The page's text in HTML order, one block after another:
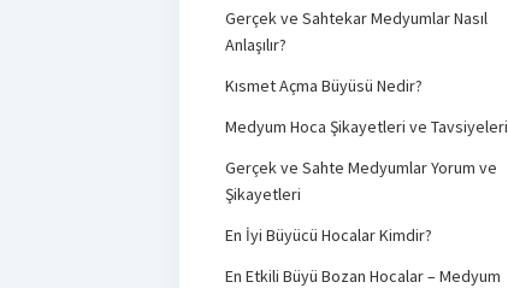
Gerçek ve Sahtekar Medyumlar Nasıl
Anlaşılır?
Kısmet Açma Büyüsü Nedir?
Medyum Hoca Şikayetleri ve Tavsiyeleri
Gerçek ve Sahte Medyumlar Yorum ve
Şikayetleri
En İyi Büyücü Hocalar Kimdir?
En Etkili Büyü Bozan Hocalar – Medyum